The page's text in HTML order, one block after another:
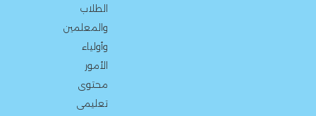
الطلاب
والمعلمين
وأولياء
الأمور
محتوى
تعليمى